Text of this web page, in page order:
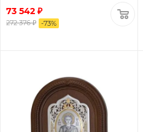
73 542 ₽
272 376 ₽ -73%